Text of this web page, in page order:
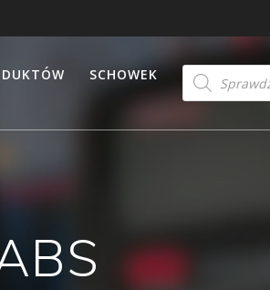
SCHOWEK
Products
search